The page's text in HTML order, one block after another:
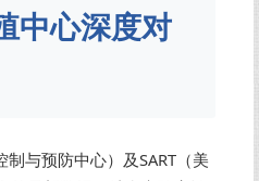
中心深度对
制与预防中心）及SART（美